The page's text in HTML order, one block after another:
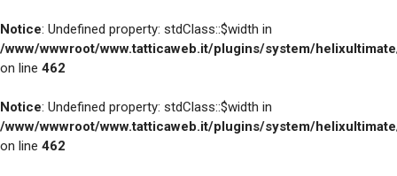
Notice: Undefined property: stdClass::$width in
/www/wwwroot/www.tatticaweb.it/plugins/system/
on line 462
Notice: Undefined property: stdClass::$width in
/www/wwwroot/www.tatticaweb.it/plugins/system/
on line 462